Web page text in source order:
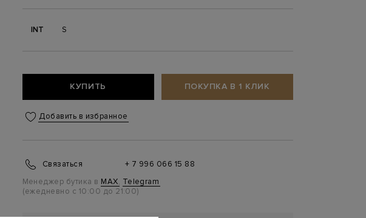
INT S
КУПИТЬ ПОКУПКА В 1 КЛИК
Добавить в избранное
Связаться
+ 7 996 066 15 88
Менеджер бутика в MAX, Telegram
(ежедневно с 10:00 до 21:00)